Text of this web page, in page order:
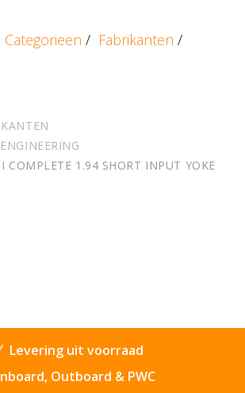
Categorieën / Fabrikanten /
COMPLETE 1.94 SHORT INPUT YOKE
Levering uit voorraad
Outboard & PWC